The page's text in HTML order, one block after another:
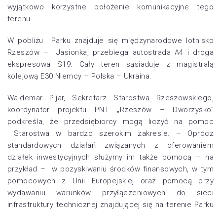
wyjątkowo korzystne położenie komunikacyjne tego
terenu.
W pobliżu Parku znajduje się międzynarodowe lotnisko
Rzeszów – Jasionka, przebiega autostrada A4 i droga
ekspresowa S19. Cały teren sąsiaduje z magistralą
kolejową E30 Niemcy – Polska – Ukraina.
Waldemar Pijar, Sekretarz Starostwa Rzeszowskiego,
koordynator projektu PNT „Rzeszów – Dworzysko”
podkreśla, że przedsiębiorcy mogą liczyć na pomoc
Starostwa w bardzo szerokim zakresie. – Oprócz
standardowych działań związanych z oferowaniem
działek inwestycyjnych służymy im także pomocą – na
przykład – w pozyskiwaniu środków finansowych, w tym
pomocowych z Unii Europejskiej oraz pomocą przy
wydawaniu warunków przyłączeniowych do sieci
infrastruktury technicznej znajdującej się na terenie Parku